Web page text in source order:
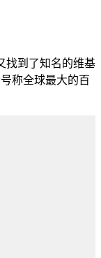
找到了知名的维基
称全球最大的百